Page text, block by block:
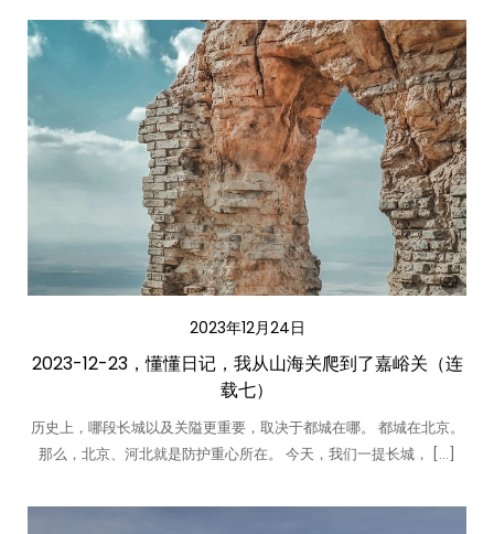
2023年12月24日
2023-12-23，懂懂日记，我从山海关爬到了嘉峪关（连
载七）
历史上，哪段长城以及关隘更重要，取决于都城在哪。 都城在北京。
那么，北京、河北就是防护重心所在。 今天，我们一提长城， […]